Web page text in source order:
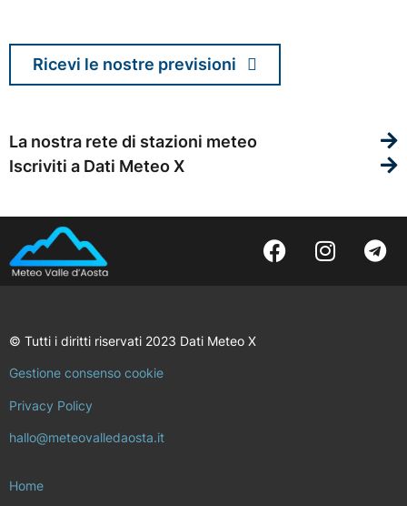
Ricevi le nostre previsioni
La nostra rete di stazioni meteo
Iscriviti a Dati Meteo X
© Tutti i diritti riservati 2023 Dati Meteo X
Gestione consenso cookie
Privacy Policy
hallo@meteovalledaosta.it
Home